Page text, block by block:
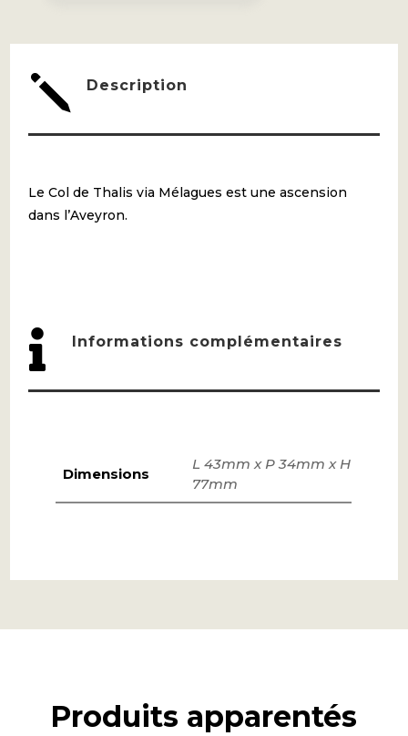
MÉLAGUES
j Description
Le Col de Thalis via Mélagues est une ascension
dans l’Aveyron.
 Informations complémentaires
Dimensions
L 43mm x P 34mm x H
77mm
Produits apparentés